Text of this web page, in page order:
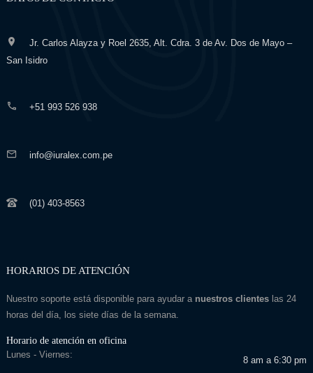
Jr. Carlos Alayza y Roel 2635, Alt. Cdra. 3 de Av. Dos de Mayo –
San Isidro
+51 993 526 938
info@iuralex.com.pe
(01) 403-8563
HORARIOS DE ATENCIÓN
Nuestro soporte está disponible para ayudar a nuestros clienteslas 24
horas del día, los siete días de la semana.
Horario de atención en oficina
Lunes - Viernes:
8 am a 6:30 pm